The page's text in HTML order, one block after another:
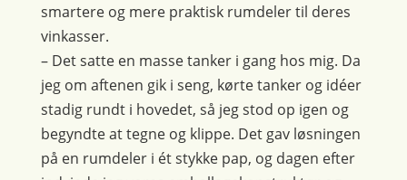
smartere og mere praktisk rumdeler til deres
vinkasser.
– Det satte en masse tanker i gang hos mig. Da
jeg om aftenen gik i seng, kørte tanker og idéer
stadig rundt i hovedet, så jeg stod op igen og
begyndte at tegne og klippe. Det gav løsningen
på en rumdeler i ét stykke pap, og dagen efter